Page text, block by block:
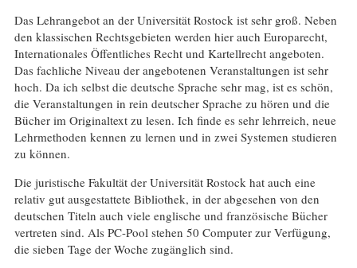
Das Lehrangebot an der Universität Rostock ist sehr groß. Neben
den klassischen Rechtsgebieten werden hier auch Europarecht,
Internationales Öffentliches Recht und Kartellrecht angeboten.
Das fachliche Niveau der angebotenen Veranstaltungen ist sehr
hoch. Da ich selbst die deutsche Sprache sehr mag, ist es schön,
die Veranstaltungen in rein deutscher Sprache zu hören und die
Bücher im Originaltext zu lesen. Ich finde es sehr lehrreich, neue
Lehrmethoden kennen zu lernen und in zwei Systemen studieren
zu können.
Die juristische Fakultät der Universität Rostock hat auch eine
relativ gut ausgestattete Bibliothek, in der abgesehen von den
deutschen Titeln auch viele englische und französische Bücher
vertreten sind. Als PC-Pool stehen 50 Computer zur Verfügung,
die sieben Tage der Woche zugänglich sind.